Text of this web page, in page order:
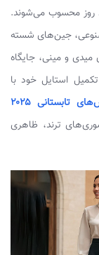
روز محسوب می‌شوند.
جین‌های شسته
میدی و مینی، جایگاه
استایل خود با
تابستانی ۲۰۲۵
ترند، ظاهری